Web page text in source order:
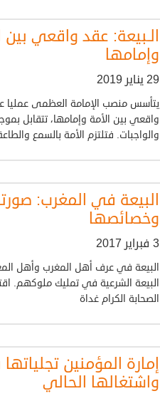
الـبيعة: عقد واقعي بين
وإمامها
29 يناير 2019
يتأسس منصب الإمامة العظمى عمليا
واقعي بين الأمة وإمامها، تتقابل
والواجبات. فتلتزم الأمة بالسمع
البيعة في المغرب:
وخصائصها
3 فبراير 2017
البيعة في عرف أهل المغرب وأهل
البيعة الشرعية في تمليك ملوكهم.
الصحابة الكرام غداة
إمارة المؤمنين
واشتغالها الحالي